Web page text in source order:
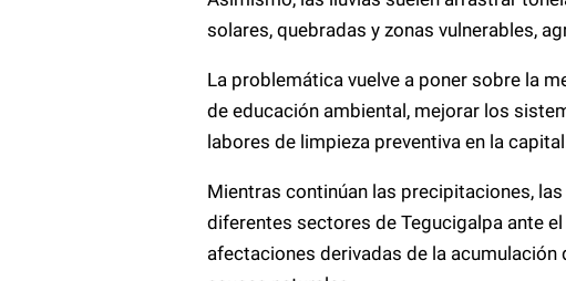
solares, quebradas y zonas vulnerables,
La problemática vuelve a poner sobre la
de educación ambiental, mejorar los
labores de limpieza preventiva en la
Mientras continúan las precipitaciones,
diferentes sectores de Tegucigalpa ante
afectaciones derivadas de la